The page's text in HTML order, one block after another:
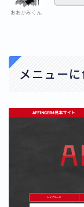
おおかみくん
メニュー